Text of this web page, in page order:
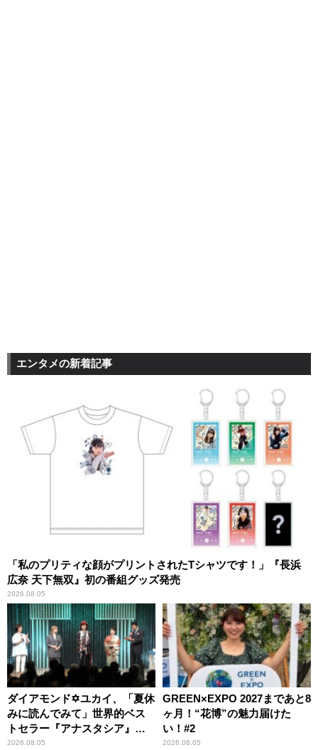
エンタメの新着記事
「私のプリティな顔がプリントされたTシャツです！」『長浜
広奈 天下無双』初の番組グッズ発売
2026.08.05
ダイアモンド✡ユカイ、「夏休
みに読んでみて」世界的ベス
トセラー『アナスタシア』を
紹介
2026.08.05
GREEN×EXPO 2027まであと8
ヶ月！“花博”の魅力届けた
い！#2
2026.08.05